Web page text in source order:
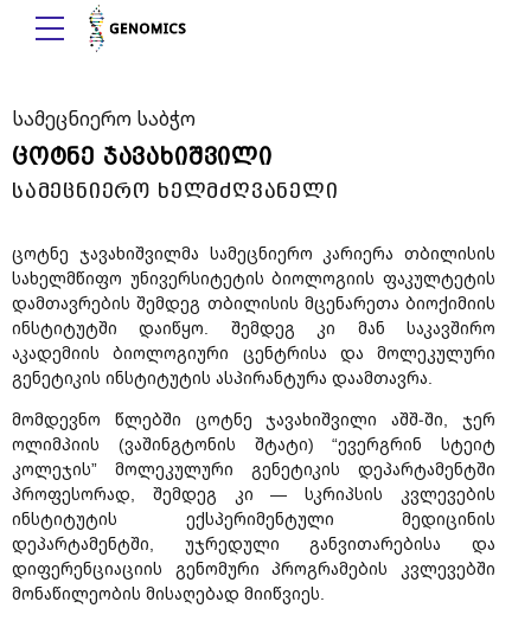
სამეცნიერო საბჭო
ცოტნე ჯავახიშვილი
სამეცნიერო ხელმძღვანელი
ცოტნე ჯავახიშვილმა სამეცნიერო კარიერა თბილისის
სახელმწიფო უნივერსიტეტის ბიოლოგიის ფაკულტეტის
დამთავრების შემდეგ თბილისის მცენარეთა ბიოქიმიის
ინსტიტუტში დაიწყო. შემდეგ კი მან საკავშირო
აკადემიის ბიოლოგიური ცენტრისა და მოლეკულური
გენეტიკის ინსტიტუტის ასპირანტურა დაამთავრა.
მომდევნო წლებში ცოტნე ჯავახიშვილი აშშ-ში, ჯერ
ოლიმპიის (ვაშინგტონის შტატი) “ევერგრინ სტეიტ
კოლეჯის” მოლეკულური გენეტიკის დეპარტამენტში
პროფესორად, შემდეგ კი — სკრიპსის კვლევების
ინსტიტუტის ექსპერიმენტული მედიცინის
დეპარტამენტში, უჯრედული განვითარებისა და
დიფერენციაციის გენომური პროგრამების კვლევებში
მონაწილეობის მისაღებად მიიწვიეს.